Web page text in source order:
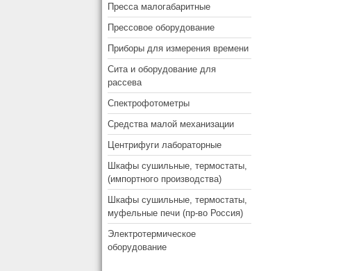
Пресса малогабаритные
Прессовое оборудование
Приборы для измерения времени
Сита и оборудование для
рассева
Спектрофотометры
Средства малой механизации
Центрифуги лабораторные
Шкафы сушильные, термостаты,
(импортного производства)
Шкафы сушильные, термостаты,
муфельные печи (пр-во Россия)
Электротермическое
оборудование